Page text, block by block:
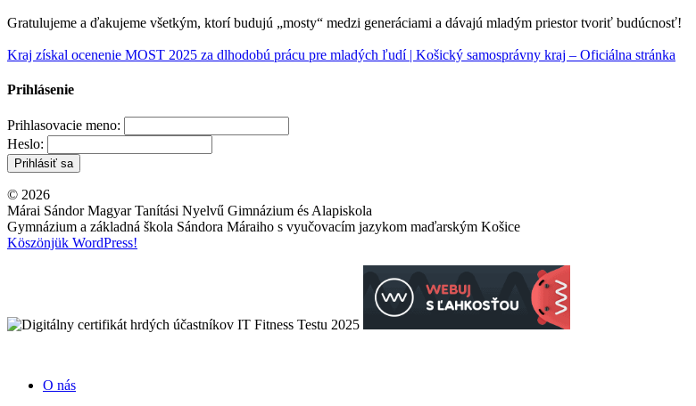
Gratulujeme a ďakujeme všetkým, ktorí budujú „mosty“ medzi generáciami a dávajú mladým priestor tvoriť budúcnosť!
Kraj získal ocenenie MOST 2025 za dlhodobú prácu pre mladých ľudí | Košický samosprávny kraj – Oficiálna stránka
Prihlásenie
Prihlasovacie meno:
Heslo:
© 2026
Márai Sándor Magyar Tanítási Nyelvű Gimnázium és Alapiskola
Gymnázium a základná škola Sándora Máraiho s vyučovacím jazykom maďarským Košice
Köszönjük WordPress!
O nás